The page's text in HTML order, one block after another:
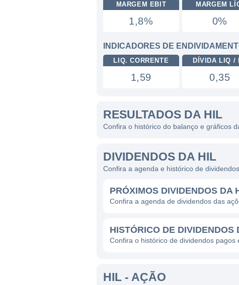
MARGEM EBIT
1,8%
MARGEM
0%
INDICADORES DE
LIQ. CORRENTE
1,59
DÍVIDA LIQ /
0,35
RESULTADOS DA HIL
Confira o histórico do balanço e gráficos
DIVIDENDOS DA HIL
Confira a agenda e histórico de
PRÓXIMOS DIVIDENDOS DA
Confira a agenda de dividendos das
HISTÓRICO DE DIVIDENDOS
Confira o histórico de dividendos pagos
HIL - AÇÃO